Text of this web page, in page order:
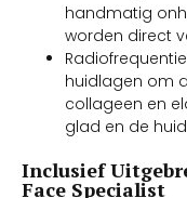
handmatig
worden direct
huidlagen om
collageen en
glad en de
Inclusief
Face Specialist